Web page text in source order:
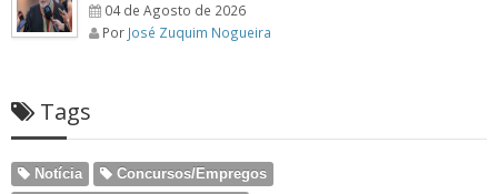
04 de Agosto de 2026
Por José Zuquim Nogueira
Tags
Notícia
Concursos/Empregos